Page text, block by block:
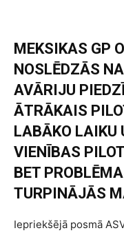
MEKSIKAS GP
NOSLĒDZĀS
AVĀRIJU
ĀTRĀKAIS
LABĀKO LAIKU
VIENĪBAS
BET
TURPINĀJĀS
Iepriekšējā posmā